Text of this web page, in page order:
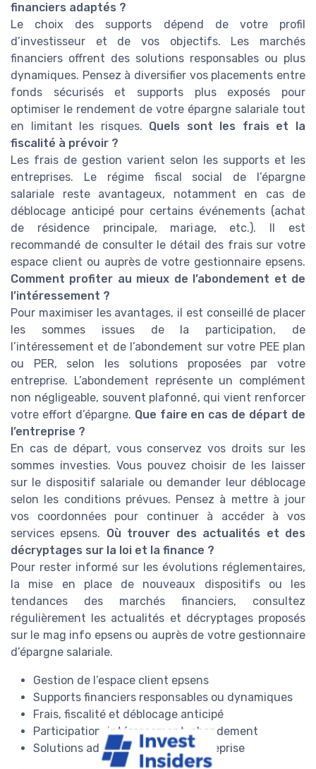
financiers adaptés ?
Le choix des supports dépend de votre profil
d’investisseur et de vos objectifs. Les marchés
financiers offrent des solutions responsables ou plus
dynamiques. Pensez à diversifier vos placements entre
fonds sécurisés et supports plus exposés pour
optimiser le rendement de votre épargne salariale tout
en limitant les risques. Quels sont les frais et la
fiscalité à prévoir ?
Les frais de gestion varient selon les supports et les
entreprises. Le régime fiscal social de l’épargne
salariale reste avantageux, notamment en cas de
déblocage anticipé pour certains événements (achat
de résidence principale, mariage, etc.). Il est
recommandé de consulter le détail des frais sur votre
espace client ou auprès de votre gestionnaire epsens.
Comment profiter au mieux de l’abondement et de
l’intéressement ?
Pour maximiser les avantages, il est conseillé de placer
les sommes issues de la participation, de
l’intéressement et de l’abondement sur votre PEE plan
ou PER, selon les solutions proposées par votre
entreprise. L’abondement représente un complément
non négligeable, souvent plafonné, qui vient renforcer
votre effort d’épargne. Que faire en cas de départ de
l’entreprise ?
En cas de départ, vous conservez vos droits sur les
sommes investies. Vous pouvez choisir de les laisser
sur le dispositif salariale ou demander leur déblocage
selon les conditions prévues. Pensez à mettre à jour
vos coordonnées pour continuer à accéder à vos
services epsens. Où trouver des actualités et des
décryptages sur la loi et la finance ?
Pour rester informé sur les évolutions réglementaires,
la mise en place de nouveaux dispositifs ou les
tendances des marchés financiers, consultez
régulièrement les actualités et décryptages proposés
sur le mag info epsens ou auprès de votre gestionnaire
d’épargne salariale.
Gestion de l’espace client epsens
Supports financiers responsables ou dynamiques
Frais, fiscalité et déblocage anticipé
Participation, intéressement, abondement
Solutions adaptées à chaque entreprise